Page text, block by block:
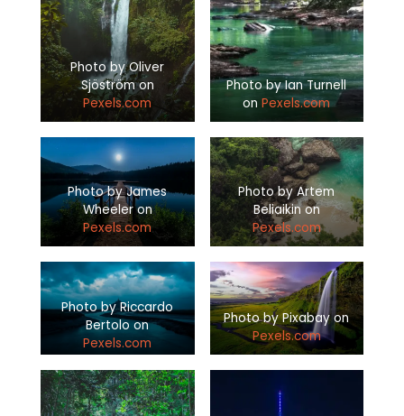
Photo by Oliver
Sjöström on
Pexels.com
Photo by Ian Turnell
onPexels.com
Photo by James
Wheeler on
Pexels.com
Photo by Artem
Beliaikin on
Pexels.com
Photo by Riccardo
Bertolo on
Pexels.com
Photo by Pixabay on
Pexels.com